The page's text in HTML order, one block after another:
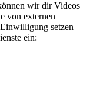
wir dir Videos
von externen
setzen
ein: